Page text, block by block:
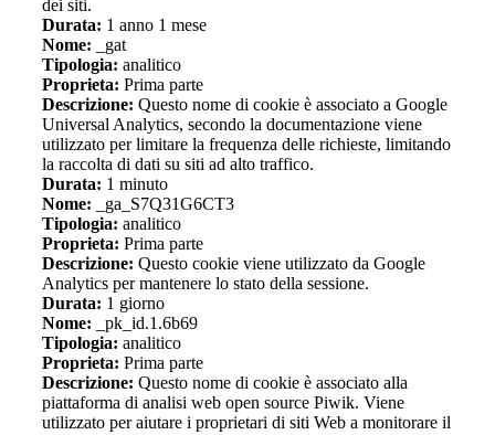
dei siti.
Durata: 1 anno 1 mese
Nome: _gat
Tipologia: analitico
Proprieta: Prima parte
Descrizione: Questo nome di cookie è associato a Google
Universal Analytics, secondo la documentazione viene
utilizzato per limitare la frequenza delle richieste, limitando
la raccolta di dati su siti ad alto traffico.
Durata: 1 minuto
Nome: _ga_S7Q31G6CT3
Tipologia: analitico
Proprieta: Prima parte
Descrizione: Questo cookie viene utilizzato da Google
Analytics per mantenere lo stato della sessione.
Durata: 1 giorno
Nome: _pk_id.1.6b69
Tipologia: analitico
Proprieta: Prima parte
Descrizione: Questo nome di cookie è associato alla
piattaforma di analisi web open source Piwik. Viene
utilizzato per aiutare i proprietari di siti Web a monitorare il